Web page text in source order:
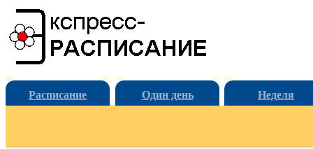
Расписание Один день Неделя